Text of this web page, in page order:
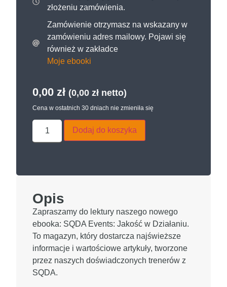
złożeniu zamówienia.
Zamówienie otrzymasz na wskazany w
zamówieniu adres mailowy. Pojawi się
również w zakładce
Moje ebooki
0,00 zł (0,00 zł netto)
Cena w ostatnich 30 dniach nie zmieniła się
Dodaj do koszyka
Opis
Zapraszamy do lektury naszego nowego
ebooka: SQDA Events: Jakość w Działaniu.
To magazyn, który dostarcza najświeższe
informacje i wartościowe artykuły, tworzone
przez naszych doświadczonych trenerów z
SQDA.